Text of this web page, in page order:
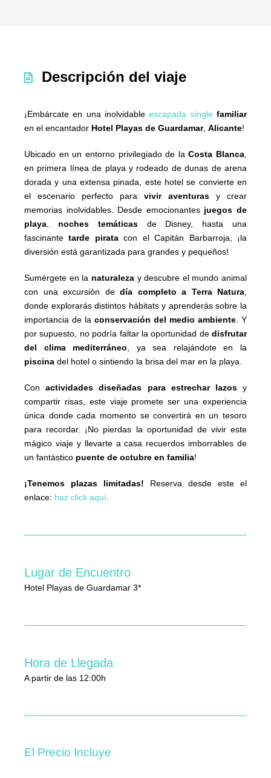
Descripción del viaje
¡Embárcate en una inolvidableescapada single familiar
en el encantador Hotel Playas de Guardamar, Alicante!
Ubicado en un entorno privilegiado de la Costa Blanca
en primera línea de playa y rodeado de dunas de arena
dorada y una extensa pinada, este hotel se convierte en
el escenario perfecto para vivir aventuras y crear
memorias inolvidables. Desde emocionantes juegos de
playa
noches temáticasde Disney, hasta una
fascinantetarde piratacon el Capitán Barbarroja, ¡la
diversión está garantizada para grandes y pequeños!
Sumérgete en la naturalezay descubre el mundo animal
con una excursión de día completo a Terra Natura
donde explorarás distintos hábitats y aprenderás sobre la
importancia de la conservación del medio ambiente . Y
por supuesto, no podría faltar la oportunidad de disfrutar
del clima mediterráneo , ya sea relajándote en la
piscina del hotel o sintiendo la brisa del mar en la playa.
Conactividades diseñadas para estrechar lazosy
compartir risas, este viaje promete ser una experiencia
única donde cada momento se convertirá en un tesoro
para recordar. ¡No pierdas la oportunidad de vivir este
mágico viaje y llevarte a casa recuerdos imborrables de
un fantástico puente de octubre en familia!
¡Tenemos plazas limitadas! Reserva desde este el
enlace: haz click aquí
Lugar de Encuentro
Hotel Playas de Guardamar 3*
Hora de Llegada
A partir de las 12:00h
El Precio Incluye